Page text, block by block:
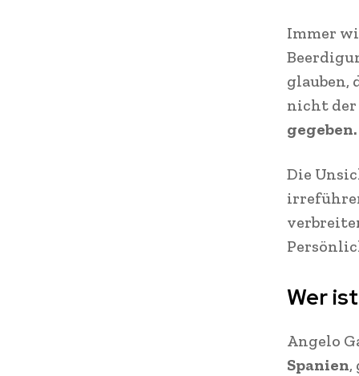
Immer
glauben,
nicht
gegeben.
Die
Wer
Angelo
Spanien,